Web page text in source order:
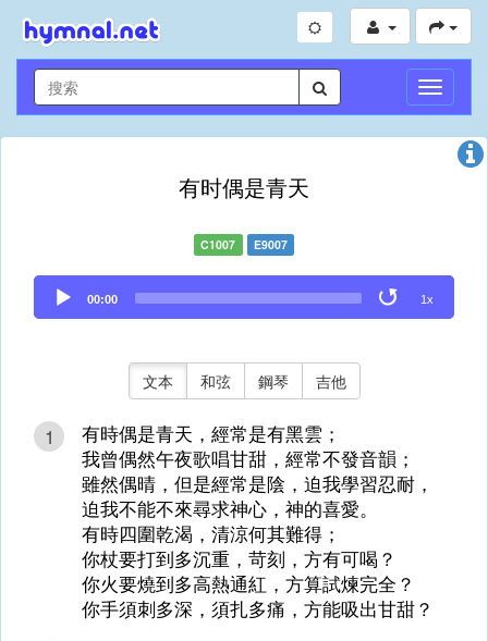
切
換
導
有时偶是青天
C1007 E9007
Audio
Player
00:00 1x
文本 和弦 鋼琴 吉他
1
有時偶是青天，經常是有黑雲；
我曾偶然午夜歌唱甘甜，經常不發音韻；
雖然偶晴，但是經常是陰，迫我學習忍耐，
迫我不能不來尋求神心，神的喜愛。
有時四圍乾渴，清涼何其難得；
你杖要打到多沉重，苛刻，方有可喝？
你火要燒到多高熱通紅，方算試煉完全？
你手須刺多深，須扎多痛，方能吸出甘甜？